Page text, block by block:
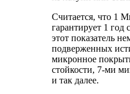
Считается, что 1
гарантирует 1 год
этот показатель
подверженных
микронное
стойкости, 7-ми
и так далее.